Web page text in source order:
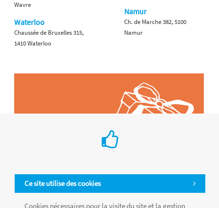
Ce site utilise des cookies
Cookies nécessaires pour la visite du site et la gestion
Wavre
Waterloo
Chaussée de Bruxelles 315,
1410 Waterloo
Namur
Ch. de Marche 382, 5100
Namur